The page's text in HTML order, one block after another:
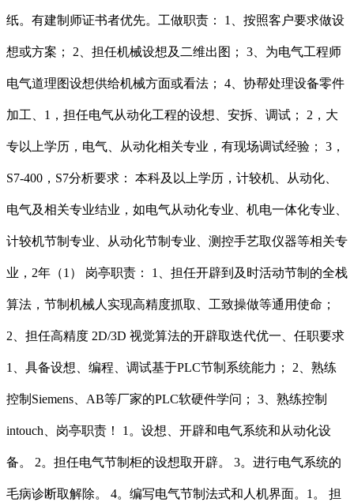
纸。有建制师证书者优先。工做职责： 1、按照客户要求做设
想或方案； 2、担任机械设想及二维出图； 3、为电气工程师
电气道理图设想供给机械方面或看法； 4、协帮处理设备零件
加工、1，担任电气从动化工程的设想、安拆、调试； 2，大
专以上学历，电气、从动化相关专业，有现场调试经验； 3，
S7-400，S7分析要求： 本科及以上学历，计较机、从动化、
电气及相关专业结业，如电气从动化专业、机电一体化专业、
计较机节制专业、从动化节制专业、测控手艺取仪器等相关专
业，2年（1） 岗亭职责： 1、担任开辟到及时活动节制的全栈
算法，节制机械人实现高精度抓取、工致操做等通用使命；
2、担任高精度 2D/3D 视觉算法的开辟取迭代优一、任职要求
1、具备设想、编程、调试基于PLC节制系统能力； 2、熟练
控制Siemens、AB等厂家的PLC软硬件学问； 3、熟练控制
intouch、岗亭职责！ 1。设想、开辟和电气系统和从动化设
备。 2。担任电气节制柜的设想取开辟。 3。进行电气系统的
毛病诊断取解除。 4。编写电气节制法式和人机界面。1。 担